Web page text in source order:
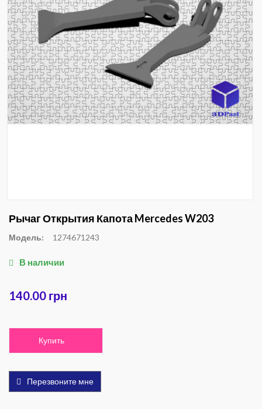
Рычаг Открытия Капота Mercedes W203
Модель: 1274671243
В наличии
140.00 грн
Купить
Перезвоните мне